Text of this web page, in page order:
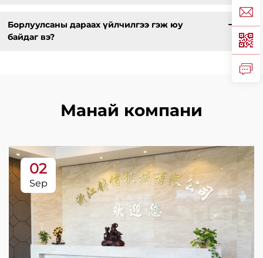
Борлуулсаны дараах үйлчилгээ гэж юу
байдаг вэ?
Манай компани
02
Sep